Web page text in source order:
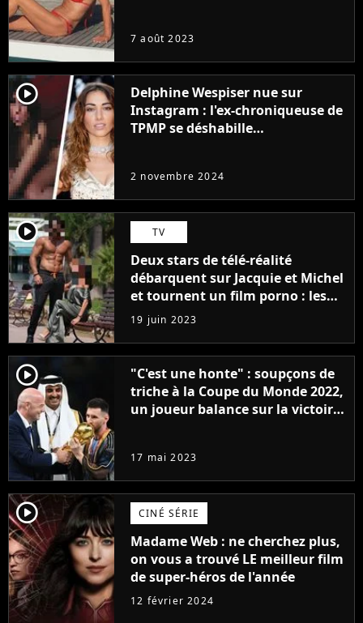
7 août 2023
player2
Delphine Wespiser nue sur
Instagram : l'ex-chroniqueuse de
TPMP se déshabille
monde)
2 novembre 2024
player2 TV
Deux stars de télé-réalité
débarquent sur Jacquie et Michel
et tournent un film porno : les
premières images du tournage
(exclu)
19 juin 2023
player2
"C'est une honte" : soupçons de
triche à la Coupe du Monde 2022,
un joueur balance sur la victoire
17 mai 2023
player2 CINÉ SÉRIE
Madame Web : ne cherchez plus,
on vous a trouvé LE meilleur film
de super-héros de l'année
12 février 2024